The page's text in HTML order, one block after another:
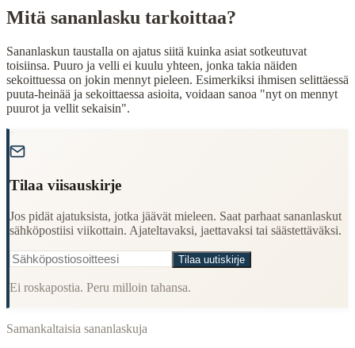
Understanding Finnish cultural wisdom
Finding quotes for speeches or writing
Cultural Context
Language:Finnish (suomi)
Period:
Mitä sananlasku tarkoittaa?
Sananlaskun taustalla on ajatus siitä kuinka asiat sotkeutuvat
toisiinsa. Puuro ja velli ei kuulu yhteen, jonka takia näiden
sekoittuessa on jokin mennyt pieleen. Esimerkiksi ihmisen selittäessä
puuta-heinää ja sekoittaessa asioita, voidaan sanoa "nyt on mennyt
puurot ja vellit sekaisin".
Tilaa viisauskirje
Jos pidät ajatuksista, jotka jäävät mieleen. Saat parhaat sananlaskut
sähköpostiisi viikottain. Ajateltavaksi, jaettavaksi tai säästettäväksi.
Tilaa uutiskirje
Ei roskapostia. Peru milloin tahansa.
Samankaltaisia sananlaskuja